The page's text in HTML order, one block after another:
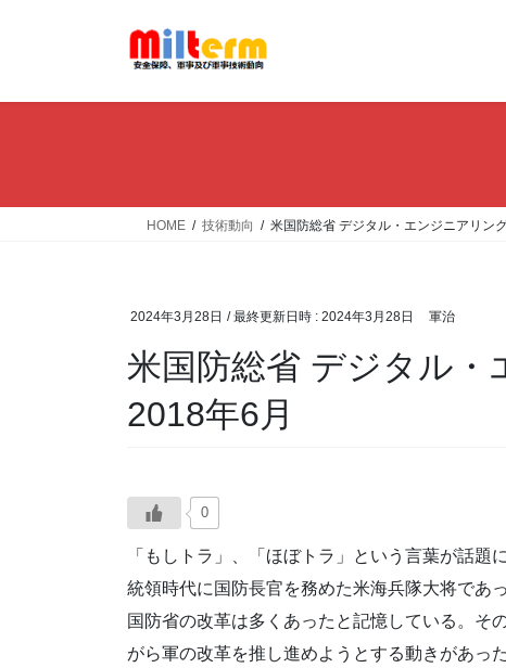
HOME 技術動向 米国防総省 デジタル・エンジニアリン
2024年3月28日 / 最終更新日時 : 2024年3月28日 軍治
米国防総省 デジタル
2018年6月
0
「もしトラ」、「ほぼトラ」という言葉が話
統領時代に国防長官を務めた米海兵隊大将であ
国防省の改革は多くあったと記憶している。そ
がら軍の改革を推し進めようとする動きがあっ